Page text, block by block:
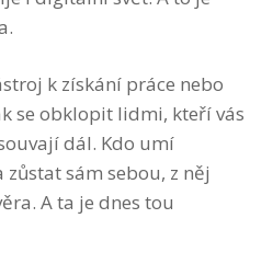
k získání práce nebo
se obklopit lidmi, kteří vás
dál. Kdo umí
sám sebou, z něj
A ta je dnes tou